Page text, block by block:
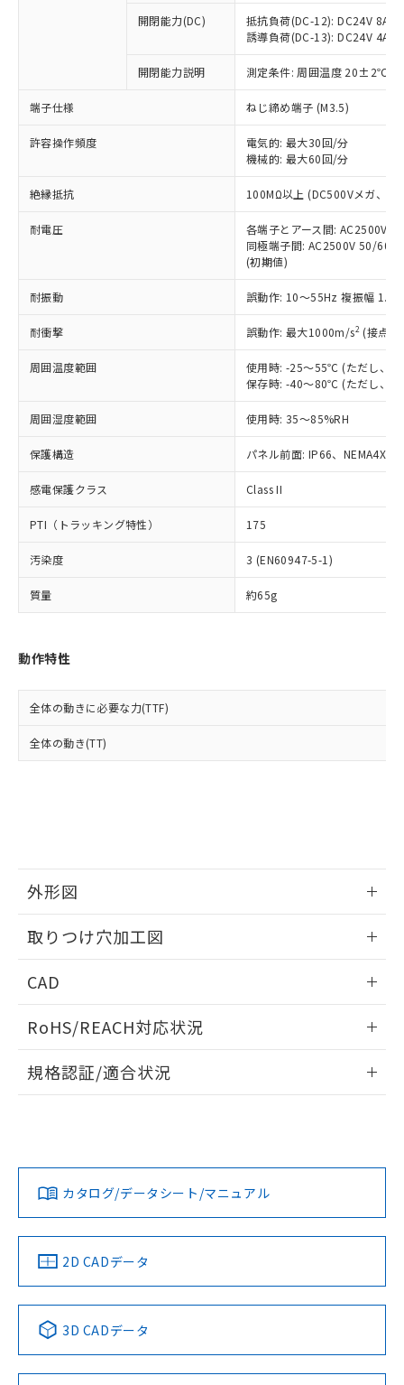
開閉能力(DC)
抵抗負荷(DC-12): DC24V 8A/
誘導負荷(DC-13): DC24V 4A/
開閉能力説明 測定条件: 周囲温度 20±2℃、
端子仕様 ねじ締め端子 (M3.5)
許容操作頻度
電気的: 最大30回/分
機械的: 最大60回/分
絶縁抵抗 100MΩ以上 (DC500Vメガ、点
耐電圧
各端子とアース間: AC2500V
同極端子間: AC2500V 50/
(初期値)
耐振動 誤動作: 10～55Hz 複振幅
耐衝撃 誤動作: 最大1000m/s2 (接点
周囲温度範囲
使用時: -25～55℃ (ただし、氷
保存時: -40～80℃ (ただし、氷
周囲湿度範囲 使用時: 35～85%RH
保護構造 パネル前面: IP66、NEMA4X,
感電保護クラス Class II
PTI（トラッキング特性） 175
汚染度 3 (EN60947-5-1)
質量 約65g
動作特性
全体の動きに必要な力(TTF)
全体の動き(TT)
外形図
取りつけ穴加工図
CAD
ドすることができます。
ログイン/会員登録
ダウンロードデータをご利用いただく前に、以下を必ずお読
みください。
ソフトウェアの使用条件
RoHS/REACH対応状況
EU RoHS 注意事項・凡例
対応済み
中国 RoHS 注意事項・凡例
Pb Hg Cd Cr(VI)
規格認証/適合状況
LR型式承認
（イギリス
船舶規格）
DNV型式承認
（ノルウェー
BV型式承認
（フランス
KR型式
（韓国
No No No No
この製品の規格認証/適合状況ページへ
その他の認証はこちらのページからご検索ください
カタログ/データシート/マニュアル
2D CADデータ
3D CADデータ
商品の当社在庫状況および標準価格
(税抜)を提供させていただくもので
当社制御機器事業取扱商品の中には、
本サービスの対象外となる商品もある
ことをご了承ください。
在庫状況および標準価格照会結果は、
記載している更新日時点での社内デー
タに基づき作成されるものであり、閲
覧された時点での実際の在庫および標
準価格とは異なる場合があることをご
正式な納期状況および標準価格はお客
様のお取引先、またはお客様担当のオ
ムロン制御機器販売店・当社販売員に
オムロン制御機器販売店や当社販売拠
販売ネットワーク
」をご確認
在庫状況および標準価格結果を当社の
事前の承諾なく第三者に漏洩または開
示しないようお願いします。
マイパーツ機能（部品リスト作成サー
ビス）をご利用いただくには、I-Web
メンバーズにご登録されている必要が
あります。
お客様が当ウェブサイト上で当社にご
登録された部品リストについて、当社
および当社の共同利用者が、当社の製
品・サービスに関するお客様との取
引・商談に必要な範囲で利用すること
非含有の対応状況を調査中または確認中の
非該当品：ライセンス料など無形物で、有
害物質有無と関係のない商品です。
いたものが、含有品と判明した場合などや
むを得ず変更することがあります。
鉛(Pb) 1000ppm以下、 水銀(Hg) 1000ppm以下、 カド
六価クロム(Cr(Ⅵ)) 1000ppm以下、ポリ臭化ビフェニル
類(PBB) 1000ppm以下、ポリ臭化ジフェニルエーテル類
(PBDE) 1000ppm以下、フタル酸ビス(2-エチルヘキシ
ル) (DEHP)(別名：DOP) 1000ppm以下、フタル酸ブチ
ルベンジル（BBP） 1000ppm以下、フタル酸ジブチル
（DBP） 1000ppm以下、フタル酸ジイソブチル
但し、RoHS指令で産業用監視および制御機器に対する
図的な使用がないことを確認しています。
部品在庫の切り替え状況などにより、予定
月が前後することがあります。
※3 非含有証明書ダウンロード
下記の非含有証明書をダウンロードするこ
EU RoHS指令（10物質）の非含有証明書
ものではありません。
また、RoHS指令のフタル酸エステル類４
荷製品に未対応品が混在することから備考
「○」：最大均質材料含有率が中国RoHSの
基準値以下であることを示します。
「×」：最大均質材料含有率が中国RoHSの
基準値を超えていることを示します。
「－」：未確認です。当社販売部門へお問
い合わせください。
*中国RoHS10物質の基準値 (GB/T26572)：
Pb(鉛) :1000ppm、 Hg(水銀) : 1000ppm、 Cd(カドミウ
ム) : 100ppm、
Cr(Ⅵ)(六価クロム) : 1000ppm、 PBBs(ポリ臭化ビフェ
ニル類) : 1000ppm、 PBDEs(ポリ臭化ジフェニルエーテ
DBP(フタル酸ジブチル) : 1000ppm、 DIBP(フタル酸ジ
イソブチル) : 1000ppm、 BBP(フタル酸ブチルベンジ
DEHP(フタル酸ビス(2-エチルヘキシル)) : 1000ppm
「ｅ」：有害物質（10物質）のすべてが基
準値以下であることを示します。
「10」：通常の使用状況下において有害物
質が外部に漏えいし、環境に深刻な影響を
及ぼさない年数を意味します。
「－」：未確認です。当社販売部門へお問
当社は、これら貴社製品のうち、外国
為替および外国貿易法に定める商品
（以下｢規制貨物等」という）を輸出
または国外への提供する場合は、日本
国政府の輸出許可(または役務取引許
可)を取得するなどの必要な手続きを
当社は規制貨物を破棄する場合は、完
全に破砕するなど、違法に輸出されな
いよう必要な手段を講じます。
当社は貴社製品を、核兵器、ミサイ
ル、化学兵器、生物兵器またはその他
武器並びにこれらの製造装置等に一切
当社は、貴社製品を第三者に販売する
場合は、上記1、2および3の内容を当
該第三者に通知します。また当社は、
販売先および販売に係わる関係者が違
法に輸出するおそれがある場合は、取
り引きをいたしません。
キャンセル
一定数以上の在庫あり
一定数には満たないが在庫あり
在庫なし(最新の在庫状況につ
いては、お客様のお取引先、ま
たはお客様担当のオムロン制御
機器販売店・当社販売員にご確
受注生産機種、また在庫状況の
情報を公開していない機種